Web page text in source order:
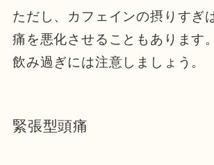
ただし、カフェインの摂りすぎ
痛を悪化させることもあります。
飲み過ぎには注意しましょう。
緊張型頭痛